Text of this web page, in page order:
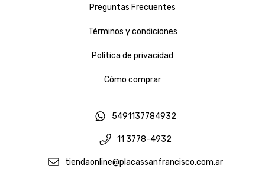
Preguntas Frecuentes
Términos y condiciones
Política de privacidad
Cómo comprar
5491137784932
11 3778-4932
tiendaonline@placassanfrancisco.com.ar